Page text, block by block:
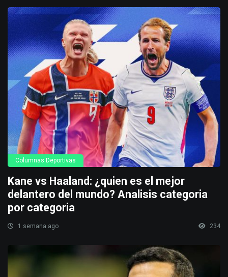
Columnas Deportivas
Kane vs Haaland: ¿quien es el mejor
delantero del mundo? Analisis categoria
por categoria
1 semana ago 234